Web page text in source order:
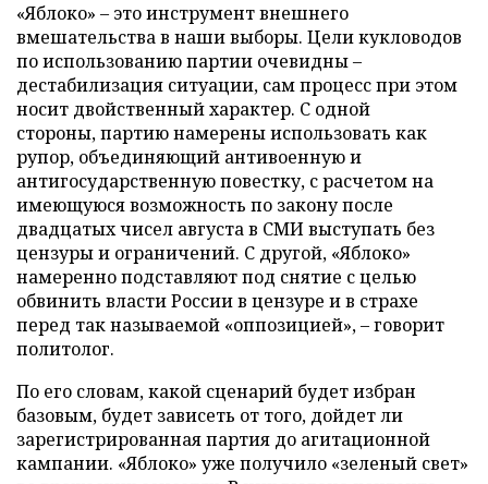
«Яблоко» – это инструмент внешнего
вмешательства в наши выборы. Цели кукловодов
по использованию партии очевидны –
дестабилизация ситуации, сам процесс при этом
носит двойственный характер. С одной
стороны, партию намерены использовать как
рупор, объединяющий антивоенную и
антигосударственную повестку, с расчетом на
имеющуюся возможность по закону после
двадцатых чисел августа в СМИ выступать без
цензуры и ограничений. С другой, «Яблоко»
намеренно подставляют под снятие с целью
обвинить власти России в цензуре и в страхе
перед так называемой «оппозицией», – говорит
политолог.
По его словам, какой сценарий будет избран
базовым, будет зависеть от того, дойдет ли
зарегистрированная партия до агитационной
кампании. «Яблоко» уже получило «зеленый свет»